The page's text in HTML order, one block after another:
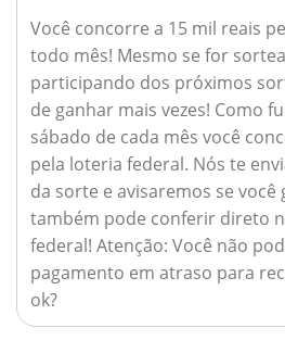
Você concorre a 15 mil reais
todo mês! Mesmo se for
participando dos próximos
de ganhar mais vezes! Como
sábado de cada mês você
pela loteria federal. Nós te
da sorte e avisaremos se você
também pode conferir direto
federal! Atenção: Você não
pagamento em atraso para
ok?